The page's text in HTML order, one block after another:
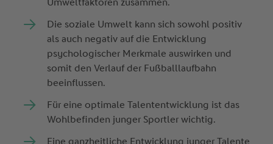
Umweltfaktoren zusammen.
Die soziale Umwelt kann sich sowohl positiv
als auch negativ auf die Entwicklung
psychologischer Merkmale auswirken und
somit den Verlauf der Fußballlaufbahn
beeinflussen.
Für eine optimale Talententwicklung ist das
Wohlbefinden junger Sportler wichtig.
Eine ganzheitliche Entwicklung junger Talente